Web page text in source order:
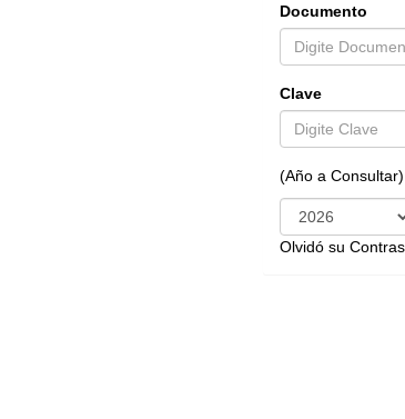
Documento
Clave
(Año a Consultar)
Olvidó su